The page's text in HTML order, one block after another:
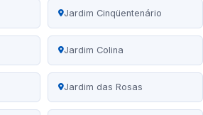
Jardim Cinqüentenário
Jardim Colina
Jardim das Rosas